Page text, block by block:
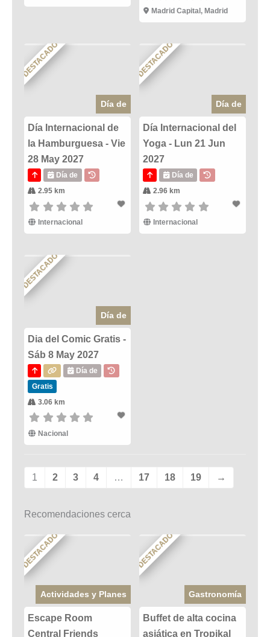
Madrid Capital, Madrid
DESTACADO
Día de
Día Internacional de
la Hamburguesa - Vie
28 May 2027
Día de
2.95 km
Internacional
DESTACADO
Día de
Día Internacional del
Yoga - Lun 21 Jun
2027
Día de
2.96 km
Internacional
DESTACADO
Día de
Dia del Comic Gratis -
Sáb 8 May 2027
Día de
Gratis
3.06 km
Nacional
1 2 3 4 … 17 18 19 →
Recomendaciones cerca
DESTACADO
Actividades y Planes
Escape Room
Central Friends
DESTACADO
Gastronomía
Buffet de alta cocina
asiática en Tropikal